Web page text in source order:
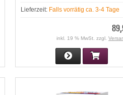
Lieferzeit: Falls vorrätig ca. 3-4 Tage
inkl. 19 % MwSt. zzgl.